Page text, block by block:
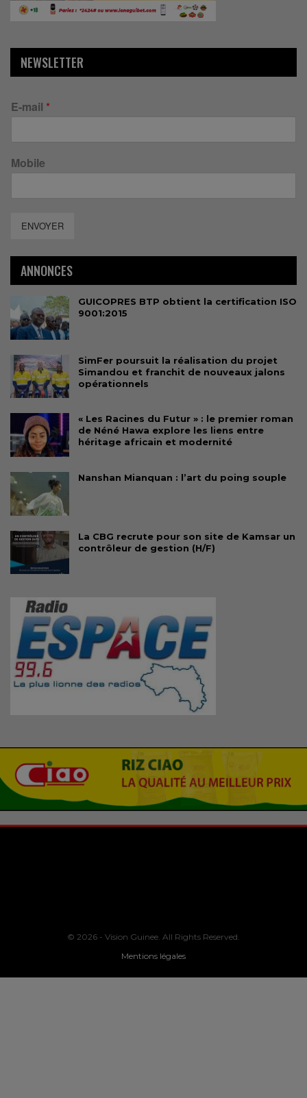
NEWSLETTER
E-mail *
Mobile
ENVOYER
ANNONCES
GUICOPRES BTP obtient la certification ISO
9001:2015
SimFer poursuit la réalisation du projet
Simandou et franchit de nouveaux jalons
opérationnels
« Les Racines du Futur » : le premier roman
de Néné Hawa explore les liens entre
héritage africain et modernité
Nanshan Mianquan : l’art du poing souple
La CBG recrute pour son site de Kamsar un
contrôleur de gestion (H/F)
© 2026 - Vision Guinee. All Rights Reserved.
Mentions légales